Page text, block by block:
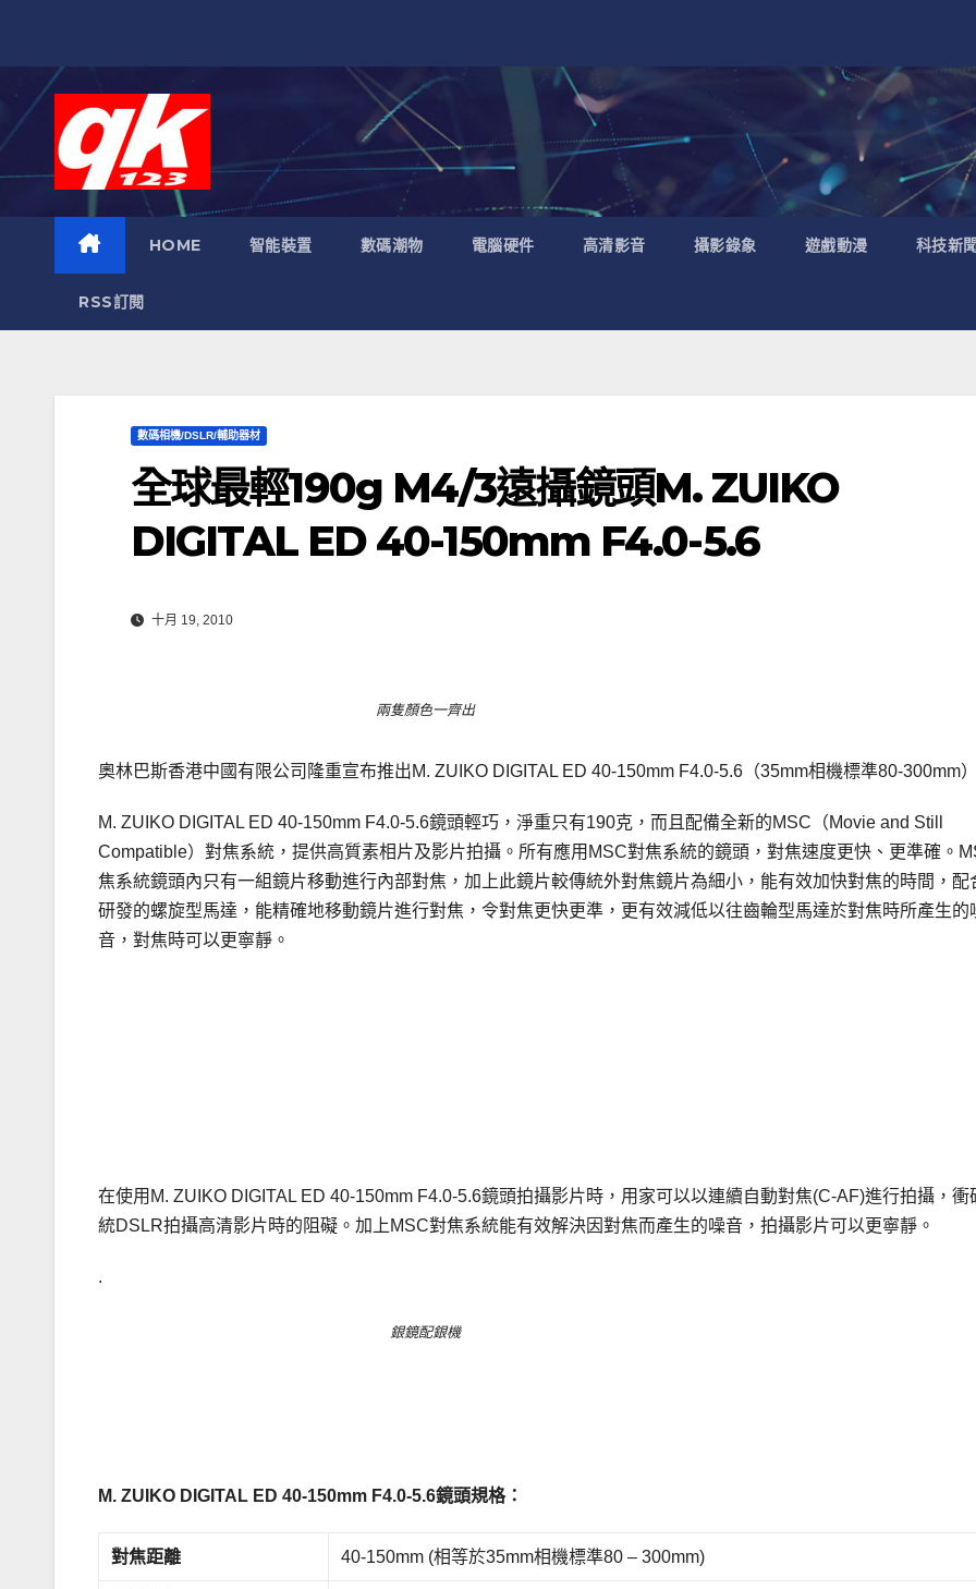
HOME 智能裝置 數碼潮物 電腦硬件 高清影音 攝影錄象 遊戲動漫 科技新
RSS訂閱
數碼相機/DSLR/輔助器材
全球最輕190g M4/3遠攝鏡頭M. ZUIKO
DIGITAL ED 40-150mm F4.0-5.6
十月 19, 2010
兩隻顏色一齊出
奧林巴斯香港中國有限公司隆重宣布推出M. ZUIKO DIGITAL ED 40-150mm F4.0-5.6（35mm相機標準80-300mm
M. ZUIKO DIGITAL ED 40-150mm F4.0-5.6鏡頭輕巧，淨重只有190克，而且配備全新的MSC（Movie and Still
Compatible）對焦系統，提供高質素相片及影片拍攝。所有應用MSC對焦系統的鏡頭，對焦速度更快、更準確。
焦系統鏡頭內只有一組鏡片移動進行內部對焦，加上此鏡片較傳統外對焦鏡片為細小，能有效加快對焦的時間，配
研發的螺旋型馬達，能精確地移動鏡片進行對焦，令對焦更快更準，更有效減低以往齒輪型馬達於對焦時所產生的
音，對焦時可以更寧靜。
在使用M. ZUIKO DIGITAL ED 40-150mm F4.0-5.6鏡頭拍攝影片時，用家可以以連續自動對焦(C-AF)進行拍攝，衝
統DSLR拍攝高清影片時的阻礙。加上MSC對焦系統能有效解決因對焦而產生的噪音，拍攝影片可以更寧靜。
.
銀鏡配銀機
M. ZUIKO DIGITAL ED 40-150mm F4.0-5.6鏡頭規格：
對焦距離 40-150mm (相等於35mm相機標準80 – 300mm)